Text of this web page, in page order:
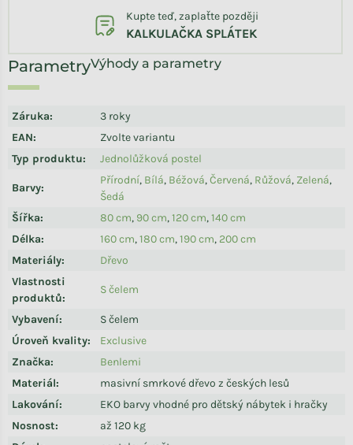
Výhody a parametry
Záruka:
3 roky
EAN:
Zvolte variantu
Typ produktu: Jednolůžková postel
Barvy:
Přírodní, Bílá, Béžová,Červená, Růžová, Zelená,
Šedá
Šířka: 80 cm, 90 cm,120 cm,140 cm
Délka: 160 cm,180 cm,190 cm, 200 cm
Materiály:
Dřevo
Vlastnosti
produktů:
S čelem
Vybavení:
S čelem
Úroveň kvality:
Exclusive
Značka:
Benlemi
Materiál:
masivní smrkové dřevo z českých lesů
Lakování:
EKO barvy vhodné pro dětský nábytek i hračky
Nosnost:
až 120 kg
Kupte teď, zaplaťte později
KALKULAČKA SPLÁTEK